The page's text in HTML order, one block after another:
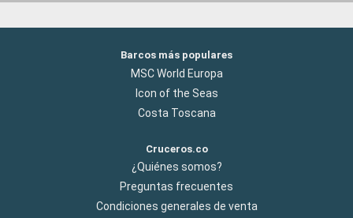
Barcos más populares
MSC World Europa
Icon of the Seas
Costa Toscana
Cruceros.co
¿Quiénes somos?
Preguntas frecuentes
Condiciones generales de venta